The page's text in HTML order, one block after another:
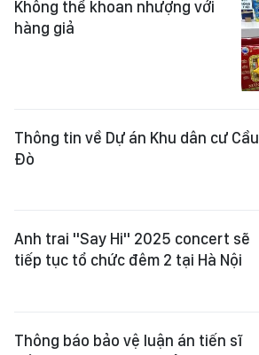
Không thể khoan nhượng với
hàng giả
Thông tin về Dự án Khu dân cư Cầu
Đò
Anh trai "Say Hi" 2025 concert sẽ
tiếp tục tổ chức đêm 2 tại Hà Nội
Thông báo bảo vệ luận án tiến sĩ